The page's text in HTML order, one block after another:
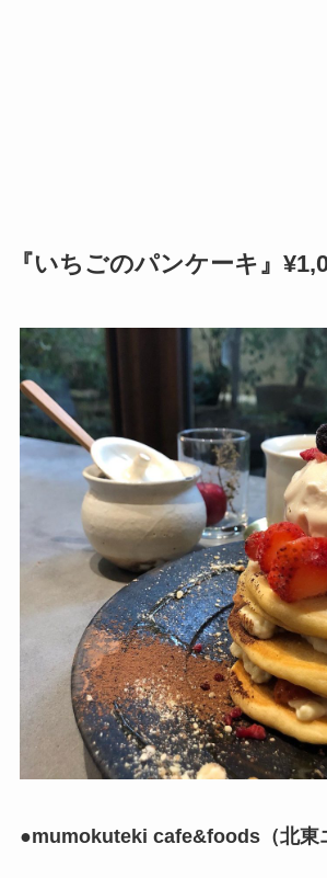
『いちごのパンケーキ』
●mumokuteki cafe&foods（北東